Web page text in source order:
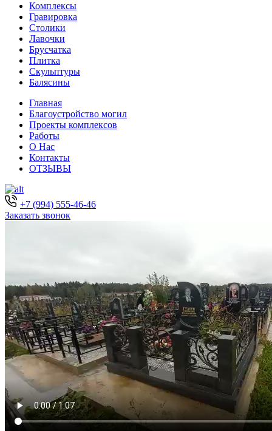
Комплексы
Гравировка
Столики
Лавочки
Брусчатка
Плитка
Скульптуры
Балясины
Главная
Благоустройство могил
Проекты комплексов
Работы
О Нас
Контакты
ОТЗЫВЫ
+7 (994) 555-46-46
Заказать звонок